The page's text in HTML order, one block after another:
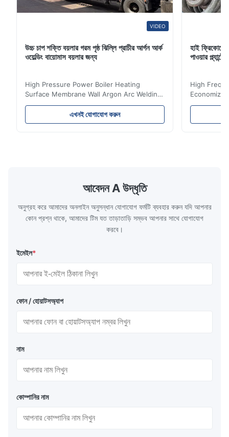
VIDEO
উচ্চ চাপ শক্তি বয়লার গরম পৃষ্ঠ ঝিল্লি প্রাচীর আর্গন আর্ক
ওয়েল্ডিং বায়োমাস বয়লার জন্য
High Pressure Power Boiler Heating
Surface Membrane Wall Argon Arc Welding
For Biomass Boiler Product Introduction
Water wall panels with pins usually laid
vertically on the inner wall of the furnace
the basic component of boiler water
circulation loop.Because of both cooling
এখনই যোগাযোগ করুন
হাই
পাওয়ার
High
Product
industrial
আবেদন A উদ্ধৃতি
অনুগ্রহ করে আমাদের অনলাইন অনুসন্ধান যোগাযোগ ফর্মটি ব্যবহার করুন যদি আপনার
কোন প্রশ্ন থাকে, আমাদের টিম যত তাড়াতাড়ি সম্ভব আপনার সাথে যোগাযোগ
করবে।
ইমেইল*
ফোন / হোয়াটসঅ্যাপ
নাম
কোম্পানির নাম